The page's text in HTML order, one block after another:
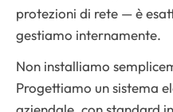
protezioni di rete — è
gestiamo internamente.
Non installiamo
Progettiamo un sistema